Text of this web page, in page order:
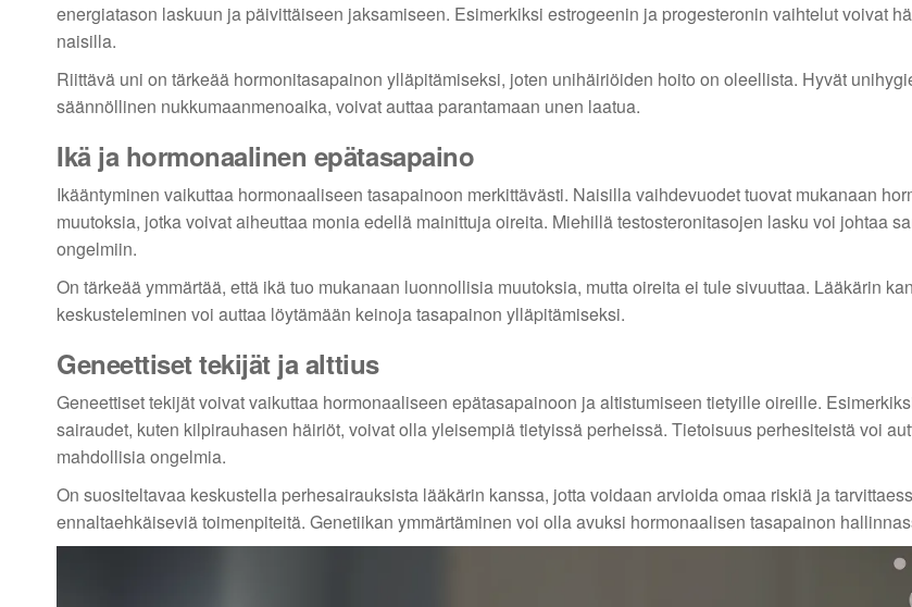
energiatason laskuun ja päivittäiseen jaksamiseen. Esimerkiksi estrogeenin ja progesteronin vaihtelut voivat
naisilla.
Riittävä uni on tärkeää hormonitasapainon ylläpitämiseksi, joten unihäiriöiden hoito on oleellista. Hyvät
säännöllinen nukkumaanmenoaika, voivat auttaa parantamaan unen laatua.
Ikä ja hormonaalinen epätasapaino
Ikääntyminen vaikuttaa hormonaaliseen tasapainoon merkittävästi. Naisilla vaihdevuodet tuovat mukanaan
muutoksia, jotka voivat aiheuttaa monia edellä mainittuja oireita. Miehillä testosteronitasojen lasku voi johtaa
ongelmiin.
On tärkeää ymmärtää, että ikä tuo mukanaan luonnollisia muutoksia, mutta oireita ei tule sivuuttaa. Lääkärin
keskusteleminen voi auttaa löytämään keinoja tasapainon ylläpitämiseksi.
Geneettiset tekijät ja alttius
Geneettiset tekijät voivat vaikuttaa hormonaaliseen epätasapainoon ja altistumiseen tietyille oireille.
sairaudet, kuten kilpirauhasen häiriöt, voivat olla yleisempiä tietyissä perheissä. Tietoisuus perhesiteistä voi
mahdollisia ongelmia.
On suositeltavaa keskustella perhesairauksista lääkärin kanssa, jotta voidaan arvioida omaa riskiä ja
ennaltaehkäiseviä toimenpiteitä. Genetiikan ymmärtäminen voi olla avuksi hormonaalisen tasapainon